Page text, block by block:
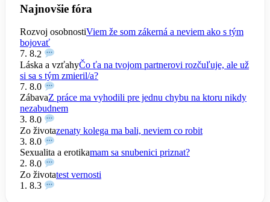
Najnovšie fóra
Rozvoj osobnostiViem že som zákerná a neviem ako s tým
bojovať
7. 8.2
Láska a vzťahyČo ťa na tvojom partnerovi rozčuľuje, ale už
si sa s tým zmieril/a?
7. 8.0
ZábavaZ práce ma vyhodili pre jednu chybu na ktoru nikdy
nezabudnem
3. 8.0
Zo životazenaty kolega ma bali, neviem co robit
3. 8.0
Sexualita a erotikamam sa snubenici priznat?
2. 8.0
Zo životatest vernosti
1. 8.3